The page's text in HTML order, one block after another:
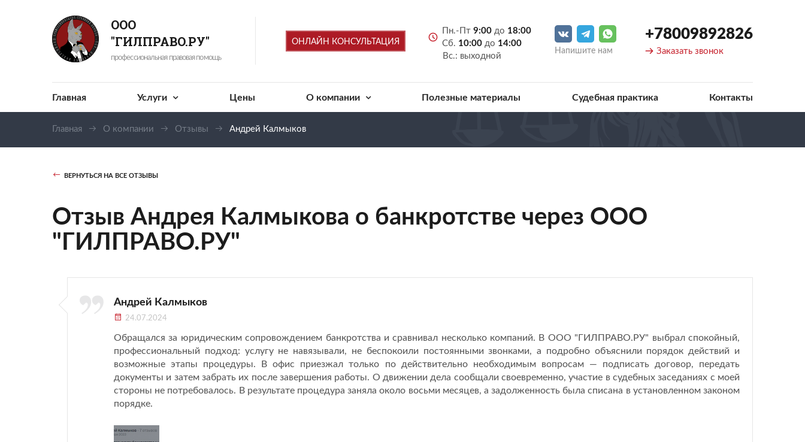
ООО
"ГИЛПРАВО.РУ"
профессиональная правовая помощь
ОНЛАЙН КОНСУЛЬТАЦИЯ
Пн.-Пт 9:00 до 18:00
Сб. 10:00 до 14:00
Вс.: выходной
Напишите нам
+78009892826
Заказать звонок
Главная Услуги Цены О компании Полезные материалы Судебная практика Контакты
Главная О компании Отзывы Андрей Калмыков
ВЕРНУТЬСЯ НА ВСЕ ОТЗЫВЫ
Отзыв Андрея Калмыкова о банкротстве через ООО
"ГИЛПРАВО.РУ"
Андрей Калмыков
24.07.2024
Обращался за юридическим сопровождением банкротства и сравнивал несколько компаний. В ООО "ГИЛПРАВО.РУ" выбрал спокойный,
профессиональный подход: услугу не навязывали, не беспокоили постоянными звонками, а подробно объяснили порядок действий и
возможные этапы процедуры. В офис приезжал только по действительно необходимым вопросам — подписать договор, передать
документы и затем забрать их после завершения работы. О движении дела сообщали своевременно, участие в судебных заседаниях с моей
стороны не потребовалось. В результате процедура заняла около восьми месяцев, а задолженность была списана в установленном законом
порядке.